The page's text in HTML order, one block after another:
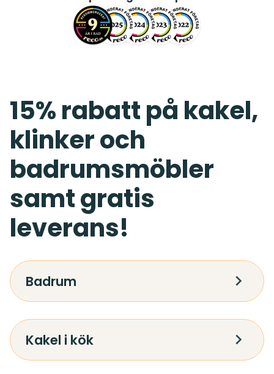
15% rabatt på kakel,
klinker och
badrumsmöbler
samt gratis
leverans!
Badrum
Kakel i kök